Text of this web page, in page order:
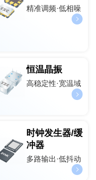
精准调频·低相噪
恒温晶振
高稳定性·宽温域
时钟发生器/缓
冲器
多路输出·低抖动